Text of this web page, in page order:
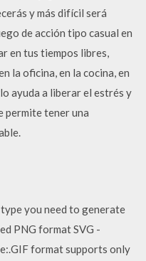
y más difícil será
de acción tipo casual en
en tus tiempos libres,
la oficina, en la cocina, en
ayuda a liberar el estrés y
permite tener una
you need to generate
PNG format SVG -
format supports only